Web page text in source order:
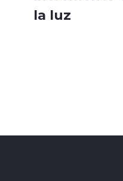
la luz